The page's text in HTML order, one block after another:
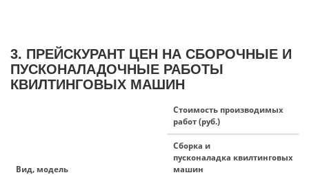
3. ПРЕЙСКУРАНТ ЦЕН НА СБОРОЧНЫЕ И
ПУСКОНАЛАДОЧНЫЕ РАБОТЫ
КВИЛТИНГОВЫХ МАШИН
Вид, модель
Стоимость производимых
работ (руб.)
Сборка и
пусконаладка квилтинговых
машин